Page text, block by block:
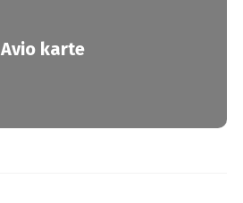
Avio karte